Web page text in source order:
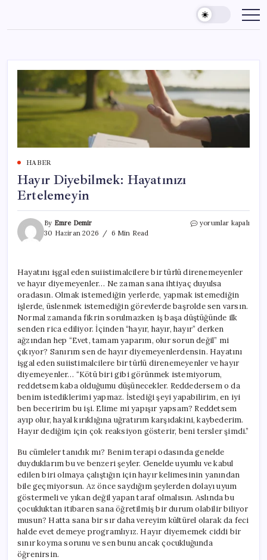
content
HABER
Hayır Diyebilmek: Hayatınızı
Ertelemeyin
By Emre Demir
30 Haziran 2026
6 Min Read
Hayır
yorumlar kapalı
Hayatını işgal eden suiistimalcilere bir türlü direnemeyenler
ve hayır diyemeyenler… Ne zaman sana ihtiyaç duyulsa
oradasın. Olmak istemediğin yerlerde, yapmak istemediğin
işlerde, üslenmek istemediğin görevlerde başrolde sen varsın.
Normal zamanda fikrin sorulmazken iş başa düştüğünde ilk
senden rica ediliyor. İçinden “hayır, hayır, hayır” derken
ağzından hep “Evet, tamam yaparım, olur sorun değil” mi
çıkıyor? Sanırım sen de hayır diyemeyenlerdensin. Hayatını
işgal eden suiistimalcilere bir türlü direnemeyenler ve hayır
diyemeyenler… “Kötü biri gibi görünmek istemiyorum,
reddetsem kaba olduğumu düşünecekler. Reddedersem o da
benim istediklerimi yapmaz. İstediği şeyi yapabilirim, en iyi
ben beceririm bu işi. Elime mi yapışır yapsam? Reddetsem
ayıp olur, hayal kırıklığına uğratırım karşıdakini, kaybederim.
Hayır dediğim için çok reaksiyon gösterir, beni tersler şimdi.”
Bu cümleler tanıdık mı? Benim terapi odasında genelde
duyduklarım bu ve benzeri şeyler. Genelde uyumlu ve kabul
edilen biri olmaya çalıştığın için hayır kelimesinin yanından
bile geçmiyorsun. Az önce saydığım şeylerden dolayı uyum
göstermeli ve yıkan değil yapan taraf olmalısın. Aslında bu
çocukluktan itibaren sana öğretilmiş bir durum olabilir biliyor
musun? Hatta sana bir sır daha vereyim kültürel olarak da feci
halde evet demeye programlıyız. Hayır diyememek ciddi bir
sınır koyma sorunu ve sen bunu ancak çocukluğunda
öğrenirsin.